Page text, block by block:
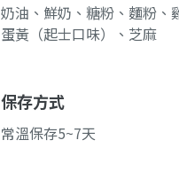
奶油、鮮奶、糖粉、麵粉、
蛋黃（起士口味）、芝麻
保存方式
常溫保存5~7天